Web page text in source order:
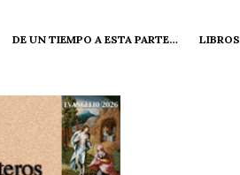
DE UN TIEMPO A ESTA PARTE… LIBROS